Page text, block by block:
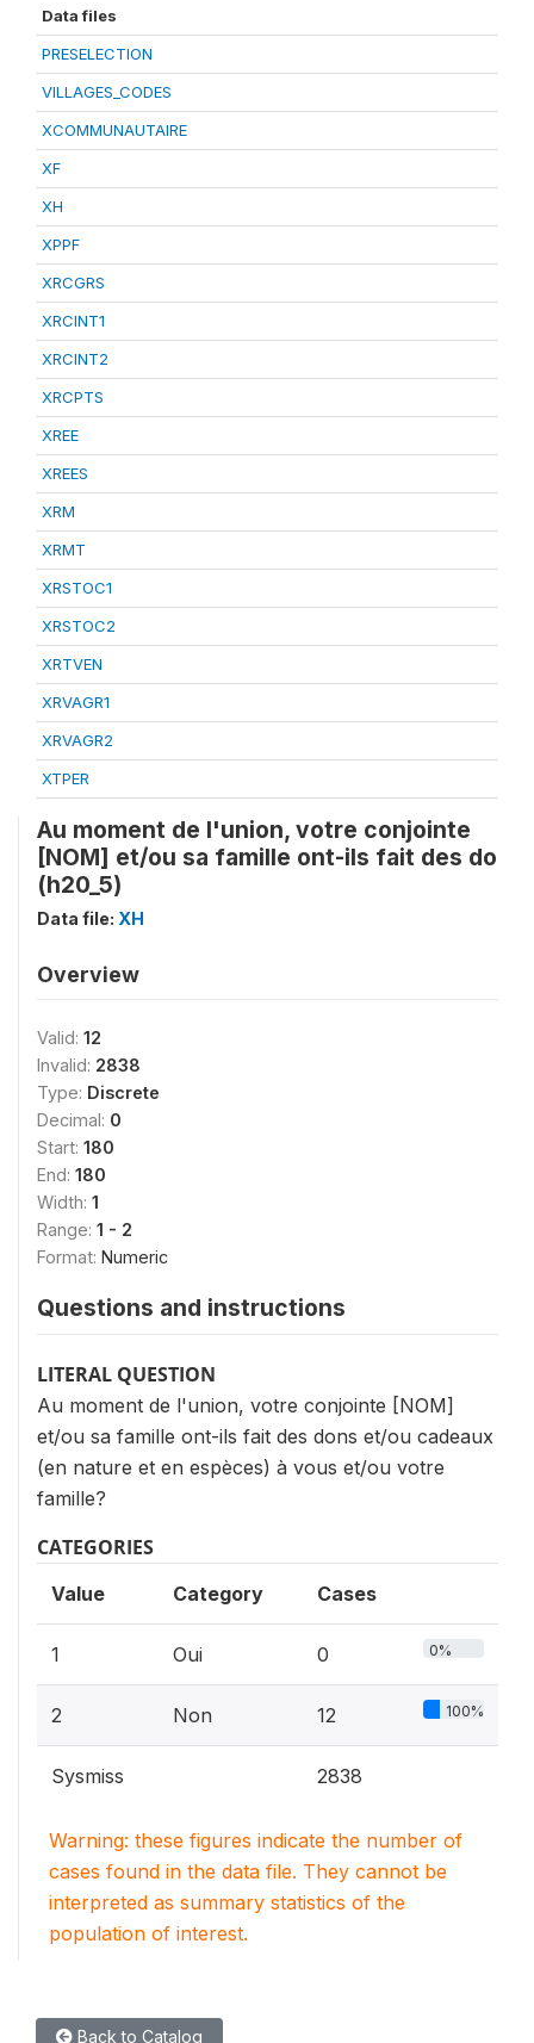
Data files
PRESELECTION
VILLAGES_CODES
XCOMMUNAUTAIRE
XF
XH
XPPF
XRCGRS
XRCINT1
XRCINT2
XRCPTS
XREE
XREES
XRM
XRMT
XRSTOC1
XRSTOC2
XRTVEN
XRVAGR1
XRVAGR2
XTPER
Au moment de l'union, votre conjointe
[NOM] et/ou sa famille ont-ils fait des do
(h20_5)
Data file: XH
Overview
Valid: 12
Invalid: 2838
Type: Discrete
Decimal: 0
Start: 180
End: 180
Width: 1
Range: 1 - 2
Format: Numeric
Questions and instructions
LITERAL QUESTION
Au moment de l'union, votre conjointe [NOM]
et/ou sa famille ont-ils fait des dons et/ou cadeaux
(en nature et en espèces) à vous et/ou votre
famille?
CATEGORIES
Value Category Cases
1 Oui 0 0%
2 Non 12 100%
Sysmiss 2838
Warning: these figures indicate the number of
cases found in the data file. They cannot be
interpreted as summary statistics of the
population of interest.
Back to Catalog